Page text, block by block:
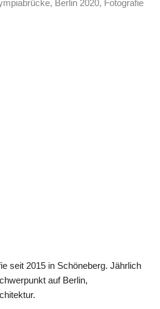
Berlin 2020, Fotografie
seit 2015 in Schöneberg. Jährlich
auf Berlin,